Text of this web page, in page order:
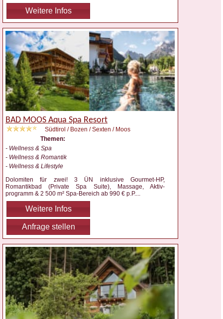
Weitere Infos
BAD MOOS Aqua Spa Resort
Südtirol / Bozen / Sexten / Moos
Themen:
- Wellness & Spa
- Wellness & Romantik
- Wellness & Lifestyle
Dolomiten für zwei! 3 ÜN inklusive Gourmet-HP,
Romantikbad (Private Spa Suite), Massage, Aktiv-
programm & 2 500 m² Spa-Bereich ab 990 € p.P....
Weitere Infos
Anfrage stellen